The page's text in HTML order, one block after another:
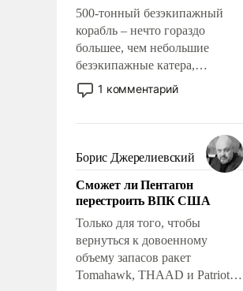
500-тонный безэкипажный
корабль – нечто гораздо
большее, чем небольшие
безэкипажные катера,
применение которых уже
стало обыденностью. Задача по
сложна и амбициозна. Однако
и ее реализация радикально
поднимет наши боевые
возможности.
1 комментарий
Борис Джерелиевский
Сможет ли Пентагон
перестроить ВПК США
Только для того, чтобы
вернуться к довоенному
объему запасов ракет
Tomahawk, THAAD и Patriot